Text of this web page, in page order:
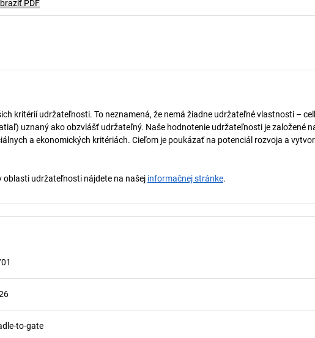
PDF
kritérií udržateľnosti. To neznamená, že nemá žiadne udržateľné vlastnosti –
uznaný ako obzvlášť udržateľný. Naše hodnotenie udržateľnosti je založené
a ekonomických kritériách. Cieľom je poukázať na potenciál rozvoja a
oblasti udržateľnosti nájdete na našej informačnej stránke.
to-gate